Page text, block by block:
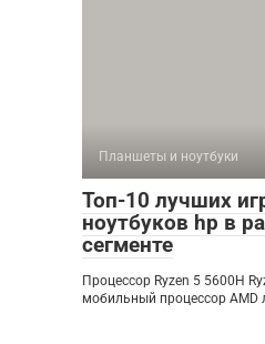
Планшеты и ноутбуки
Топ-10 лучших
ноутбуков hp в
сегменте
Процессор Ryzen 5 5600H
мобильный процессор AMD